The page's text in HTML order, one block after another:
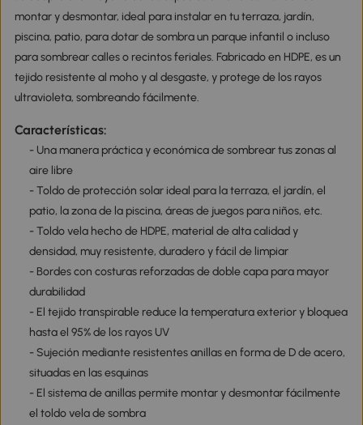
montar y desmontar, ideal para instalar en tu terraza, jardín,
piscina, patio, para dotar de sombra un parque infantil o incluso
para sombrear calles o recintos feriales. Fabricado en HDPE, es un
tejido resistente al moho y al desgaste, y protege de los rayos
ultravioleta, sombreando fácilmente.
Características:
- Una manera práctica y económica de sombrear tus zonas al
aire libre
- Toldo de protección solar ideal para la terraza, el jardín, el
patio, la zona de la piscina, áreas de juegos para niños, etc.
- Toldo vela hecho de HDPE, material de alta calidad y
densidad, muy resistente, duradero y fácil de limpiar
- Bordes con costuras reforzadas de doble capa para mayor
durabilidad
- El tejido transpirable reduce la temperatura exterior y bloquea
hasta el 95% de los rayos UV
- Sujeción mediante resistentes anillas en forma de D de acero,
situadas en las esquinas
- El sistema de anillas permite montar y desmontar fácilmente
el toldo vela de sombra